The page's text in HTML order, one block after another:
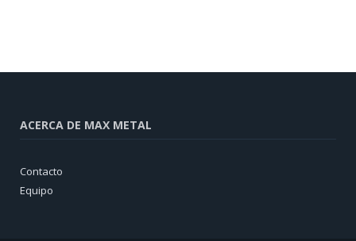
ACERCA DE MAX METAL
Contacto
Equipo